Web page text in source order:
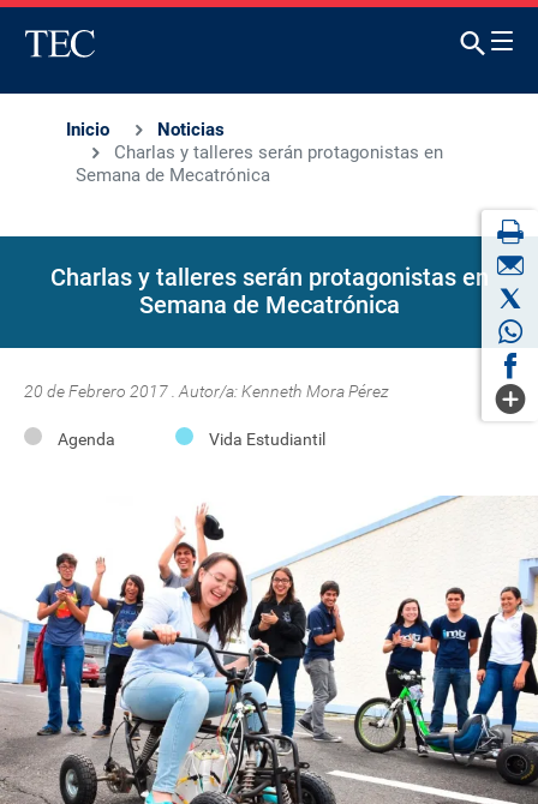
Inicio
Noticias
Charlas y talleres serán protagonistas en
Semana de Mecatrónica
Charlas y talleres serán protagonistas en
Semana de Mecatrónica
20 de Febrero 2017 . Autor/a:Kenneth Mora Pérez
Agenda Vida Estudiantil